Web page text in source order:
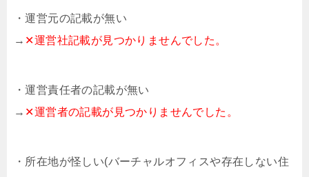
・運営元の記載が無い
→ ✕運営社記載が見つかりませんでした。
・運営責任者の記載が無い
→ ✕運営者の記載が見つかりませんでした。
・所在地が怪しい(バーチャルオフィスや存在しない住